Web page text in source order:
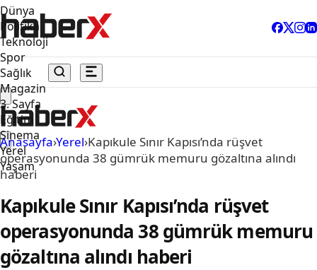
Dünya
Politika
Teknoloji
Spor
Sağlık
Magazin
3. Sayfa
Eğitim
Sinema
Yerel
Yaşam
Anasayfa›Yerel›Kapıkule Sınır Kapısı’nda rüşvet
operasyonunda 38 gümrük memuru gözaltına alındı
haberi
Kapıkule Sınır Kapısı’nda rüşvet
operasyonunda 38 gümrük memuru
gözaltına alındı haberi